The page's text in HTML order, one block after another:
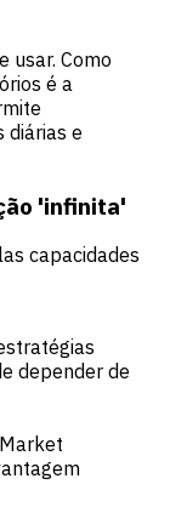
usar. Como
é a
diárias e
'infinita'
capacidades
depender de